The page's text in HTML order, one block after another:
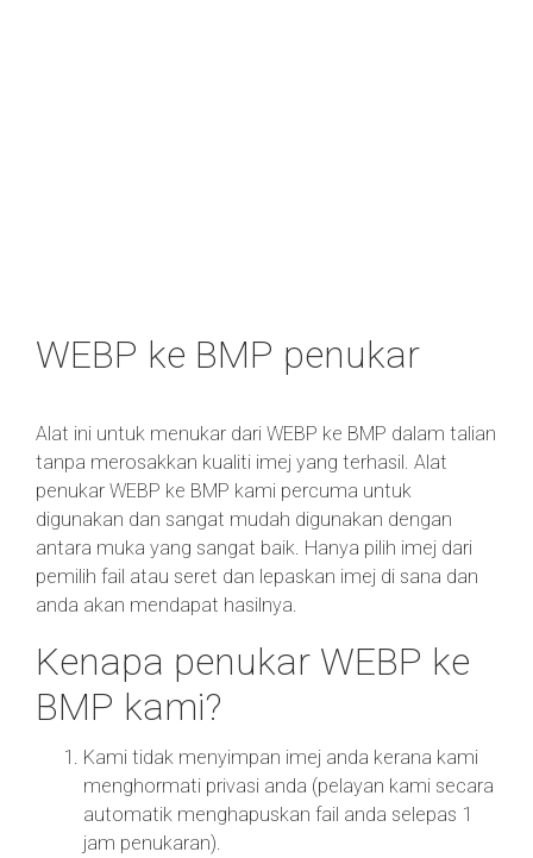
WEBP ke BMP penukar
Alat ini untuk menukar dari WEBP ke BMP dalam talian
tanpa merosakkan kualiti imej yang terhasil. Alat
penukar WEBP ke BMP kami percuma untuk
digunakan dan sangat mudah digunakan dengan
antara muka yang sangat baik. Hanya pilih imej dari
pemilih fail atau seret dan lepaskan imej di sana dan
anda akan mendapat hasilnya.
Kenapa penukar WEBP ke
BMP kami?
Kami tidak menyimpan imej anda kerana kami
menghormati privasi anda (pelayan kami secara
automatik menghapuskan fail anda selepas 1
jam penukaran).